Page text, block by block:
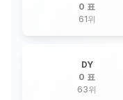
0 표
61위
DY
0 표
63위